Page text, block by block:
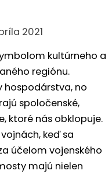
2021
kultúrneho a
regiónu.
hospodárstva, no
spoločenské,
ktoré nás obklopuje.
keď sa
účelom vojenského
majú nielen